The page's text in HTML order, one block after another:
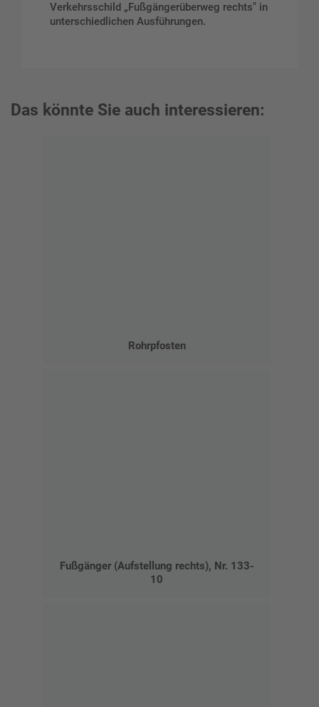
Verkehrsschild „Fußgängerüberweg rechts" in
unterschiedlichen Ausführungen.
Das könnte Sie auch interessieren:
Rohrpfosten
Fußgänger (Aufstellung rechts), Nr. 133-
10